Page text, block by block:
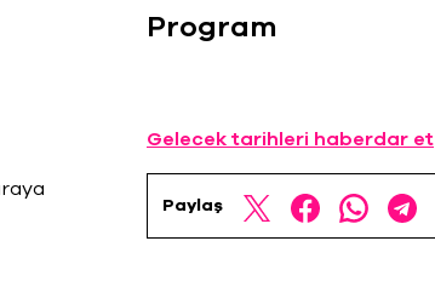
Program
Gelecek tarihleri haberdar et
Paylaş